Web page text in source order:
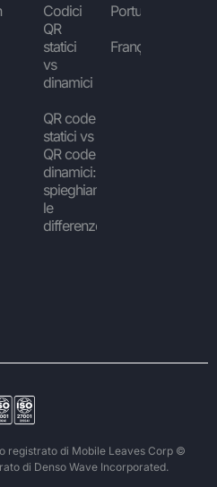
Codici
QR
statici
vs
dinamici
QR code
statici vs
QR code
dinamici:
spieghiamo
le
differenze
Português
Français
registrato di Mobile Leaves Corp ©
di Denso Wave Incorporated.